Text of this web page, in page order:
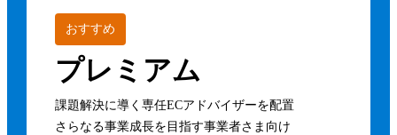
おすすめ
プレミアム
課題解決に導く専任ECアドバイザーを配置
さらなる事業成長を目指す事業者さま向け